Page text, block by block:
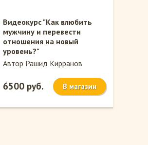
Видеокурс "Как влюбить
мужчину и перевести
отношения на новый
уровень?"
Автор Рашид Кирранов
6500 руб. В магазин